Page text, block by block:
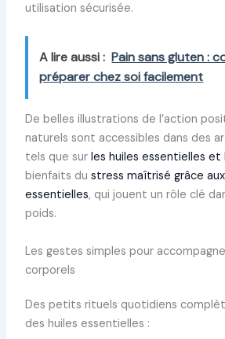
utilisation sécurisée.
A lire aussi : Pain sans gluten :
préparer chez soi facilement
De belles illustrations de l’action
naturels sont accessibles dans des
tels que sur les huiles essentielles et
bienfaits du stress maîtrisé grâce
essentielles, qui jouent un rôle clé
poids.
Les gestes simples pour
corporels
Des petits rituels quotidiens
des huiles essentielles :